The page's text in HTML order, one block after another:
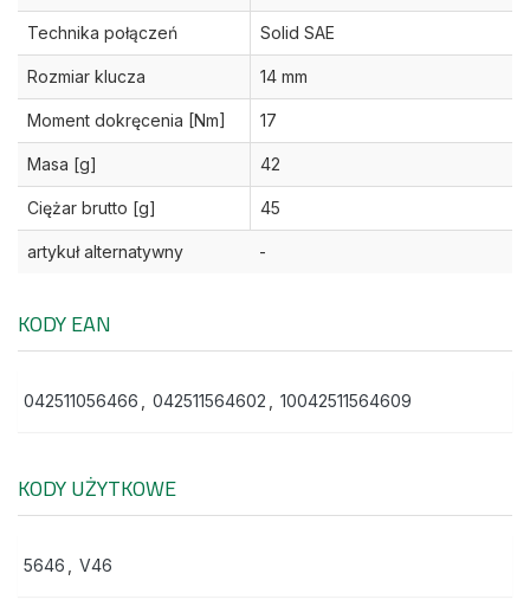
Technika połączeń Solid SAE
Rozmiar klucza 14 mm
Moment dokręcenia [Nm] 17
Masa [g] 42
Ciężar brutto [g] 45
artykuł alternatywny -
KODY EAN
042511056466 042511564602 10042511564609
KODY UŻYTKOWE
5646 V46